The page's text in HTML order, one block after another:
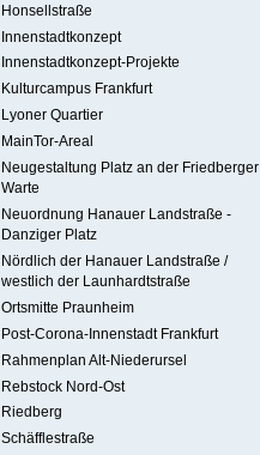
Honsellstraße
Innenstadtkonzept
Innenstadtkonzept-Projekte
Kulturcampus Frankfurt
Lyoner Quartier
MainTor-Areal
Neugestaltung Platz an der Friedberger
Warte
Neuordnung Hanauer Landstraße -
Danziger Platz
Nördlich der Hanauer Landstraße /
westlich der Launhardtstraße
Ortsmitte Praunheim
Post-Corona-Innenstadt Frankfurt
Rahmenplan Alt-Niederursel
Rebstock Nord-Ost
Riedberg
Schäfflestraße